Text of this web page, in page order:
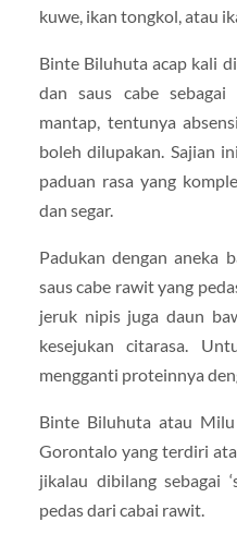
kuwe, ikan tongkol, atau
Binte Biluhuta acap kali
dan saus cabe sebagai
mantap, tentunya
boleh dilupakan. Sajian
paduan rasa yang
dan segar.
Padukan dengan aneka
saus cabe rawit yang
jeruk nipis juga daun
kesejukan citarasa.
mengganti proteinnya
Binte Biluhuta atau
Gorontalo yang terdiri
jikalau dibilang sebagai
pedas dari cabai rawit.